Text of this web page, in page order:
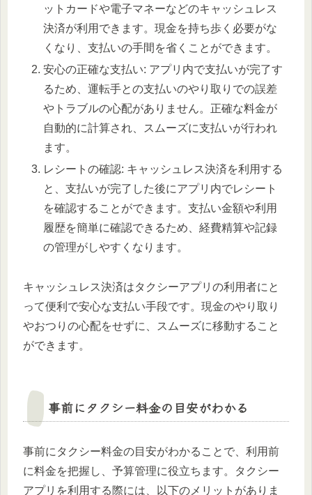
ットカードや電子マネーなどのキャッシュレス
決済が利用できます。現金を持ち歩く必要がな
くなり、支払いの手間を省くことができます。
安心の正確な支払い: アプリ内で支払いが完了す
るため、運転手との支払いのやり取りでの誤差
やトラブルの心配がありません。正確な料金が
自動的に計算され、スムーズに支払いが行われ
ます。
レシートの確認: キャッシュレス決済を利用する
と、支払いが完了した後にアプリ内でレシート
を確認することができます。支払い金額や利用
履歴を簡単に確認できるため、経費精算や記録
の管理がしやすくなります。
キャッシュレス決済はタクシーアプリの利用者にと
って便利で安心な支払い手段です。現金のやり取り
やおつりの心配をせずに、スムーズに移動すること
ができます。
事前にタクシー料金の目安がわかる
事前にタクシー料金の目安がわかることで、利用前
に料金を把握し、予算管理に役立ちます。タクシー
アプリを利用する際には、以下のメリットがありま